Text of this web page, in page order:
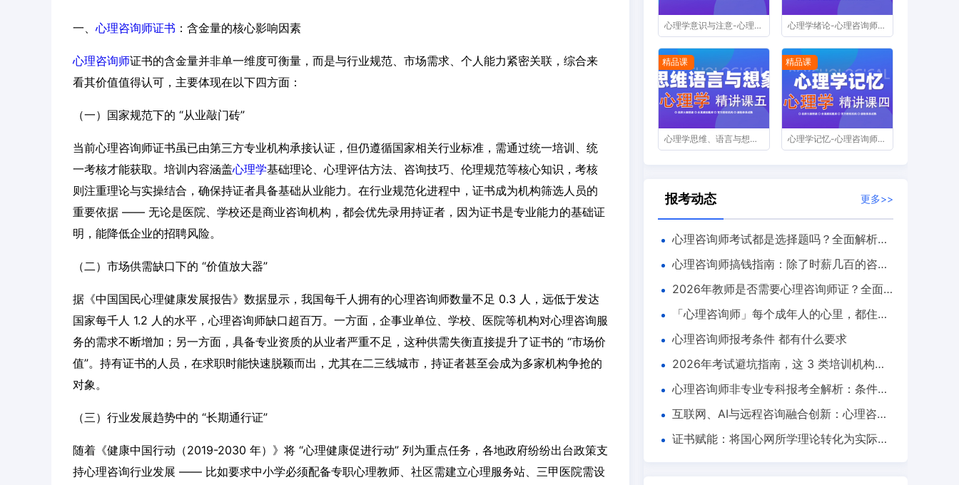
一、 心理咨询师证书 ：含金量的核心影响因素
心理咨询师证书的含金量并非单一维度可衡量，而是与行业规范、市场需求、个人能力紧密关联，综合来
看其价值值得认可，主要体现在以下四方面：
（一）国家规范下的 “从业敲门砖”
当前心理咨询师证书虽已由第三方专业机构承接认证，但仍遵循国家相关行业标准，需通过统一培训、统
一考核才能获取。培训内容涵盖心理学基础理论、心理评估方法、咨询技巧、伦理规范等核心知识，考核
则注重理论与实操结合，确保持证者具备基础从业能力。在行业规范化进程中，证书成为机构筛选人员的
重要依据 —— 无论是医院、学校还是商业咨询机构，都会优先录用持证者，因为证书是专业能力的基础证
明，能降低企业的招聘风险。
（二）市场供需缺口下的 “价值放大器”
据《中国国民心理健康发展报告》数据显示，我国每千人拥有的心理咨询师数量不足 0.3 人，远低于发达
国家每千人 1.2 人的水平，心理咨询师缺口超百万。一方面，企事业单位、学校、医院等机构对心理咨询服
务的需求不断增加；另一方面，具备专业资质的从业者严重不足，这种供需失衡直接提升了证书的 “市场价
值”。持有证书的人员，在求职时能快速脱颖而出，尤其在二三线城市，持证者甚至会成为多家机构争抢的
对象。
（三）行业发展趋势中的 “长期通行证”
随着《健康中国行动（2019-2030 年）》将 “心理健康促进行动” 列为重点任务，各地政府纷纷出台政策支
持心理咨询行业发展 —— 比如要求中小学必须配备专职心理教师、社区需建立心理服务站、三甲医院需设
心理学意识与注意-心理咨询师精讲课第六节 心理学绪论-心理咨询师精讲课第二节
精品课
心理学思维、语言与想象-心理咨询师精讲课第五节
精品课
心理学记忆-心理咨询师精讲课第四节
报考动态 更多>>
心理咨询师考试都是选择题吗？全面解析考
试形式与内容
心理咨询师搞钱指南：除了时薪几百的咨
询，还有哪些“隐藏款”职业路径？
2026年教师是否需要心理咨询师证？全面
解析政策、价值与趋势
「心理咨询师」每个成年人的心里，都住着
一个受伤的小孩——原生家庭创伤的疗愈之路
心理咨询师报考条件 都有什么要求
2026年考试避坑指南，这 3 类培训机构正
在收割韭菜
心理咨询师非专业专科报考全解析：条件、
流程与机构推荐
互联网、AI与远程咨询融合创新：心理咨询
行业技术趋势深度解析
证书赋能：将国心网所学理论转化为实际咨